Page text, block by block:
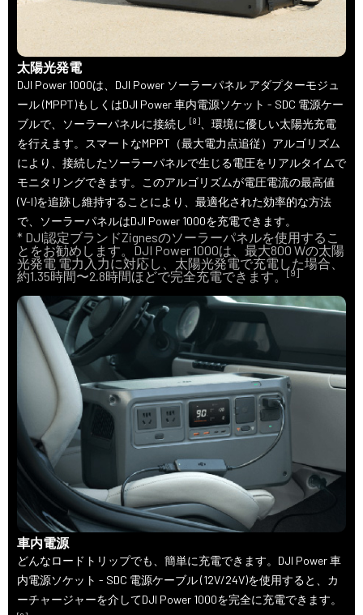
太陽光発電
DJI Power 1000は、DJI Power ソーラーパネル アダプターモジュ
ール (MPPT)もしくはDJI Power 車内電源ソケット - SDC 電源ケー
ブルで、ソーラーパネルに接続し [8]、環境に優しい太陽光充電
を行えます。スマートなMPPT（最大電力点追従）アルゴリズム
により、接続したソーラーパネルで生じる電圧をリアルタイムで
モニタリングできます。このアルゴリズムが電圧電流の最高値
(V-I)を追跡し維持することにより、最適化された効率的な方法
で、ソーラーパネルはDJI Power 1000を充電できます。
* DJI認定ブランドZignesのソーラーパネルを使用するこ
とをお勧めします。DJI Power 1000は、最大800 Wの太陽
光発電 電力入力に対応し、太陽光発電で充電した場合、
約1.35時間〜2.8時間ほどで完全充電できます。[9]
車内電源
どんなロードトリップでも、簡単に充電できます。DJI Power 車
内電源ソケット - SDC 電源ケーブル (12V/24V)を使用すると、カ
ーチャージャーを介してDJI Power 1000を完全に充電できます。